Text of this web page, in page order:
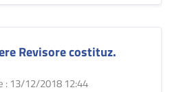
Revisore costituz.
: 13/12/2018 12:44